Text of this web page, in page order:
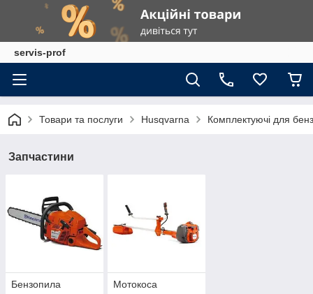
servis-prof
Товари та послуги Husqvarna Комплектуючі для
Запчастини
Бензопила Мотокоса